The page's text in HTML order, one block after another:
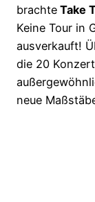
brachte Take
Keine Tour in
ausverkauft!
die 20
neue